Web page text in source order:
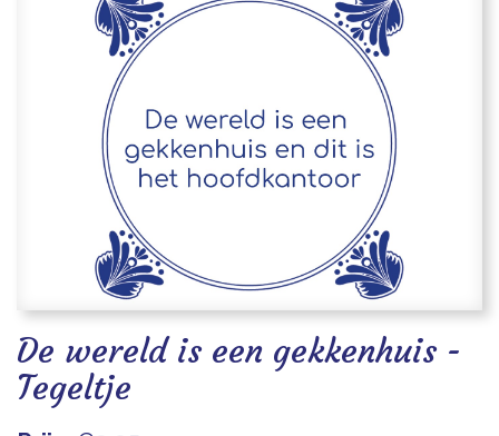
Mokken
Geschenkjes
Zoeken
De wereld is een gekkenhuis -
Tegeltje